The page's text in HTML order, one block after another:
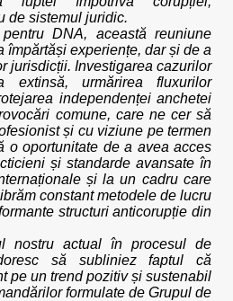
de sistemul juridic.
DNA, această reuniune
împărtăși experiențe, dar și de a
jurisdicții. Investigarea cazurilor
extinsă, urmărirea fluxurilor
independenței anchetei
comune, care ne cer să
și cu viziune pe termen
o oportunitate de a avea acces
și standarde avansate în
și la un cadru care
constant metodele de lucru
structuri anticorupție din
nostru actual în procesul de
să subliniez faptul că
pe un trend pozitiv și sustenabil
formulate de Grupul de